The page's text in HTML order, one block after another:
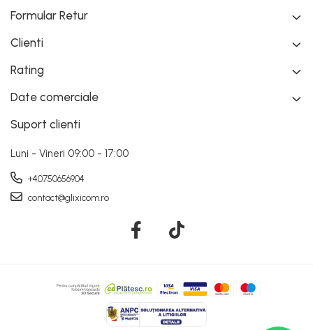
Formular Retur
Clienti
Rating
Date comerciale
Suport clienti
Luni - Vineri 09:00 - 17:00
+40750656904
contact@glixicom.ro